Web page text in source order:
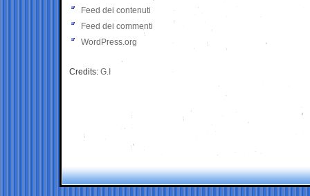
Feed dei contenuti
Feed dei commenti
WordPress.org
Credits: G.I